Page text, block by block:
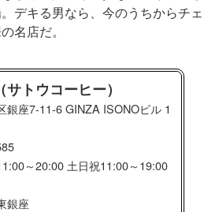
デキる男なら、今のうちからチェ
名店だ。
トウコーヒー）
銀座7-11-6 GINZA ISONOビル 1
～20:00 土日祝11:00～19:00
銀座